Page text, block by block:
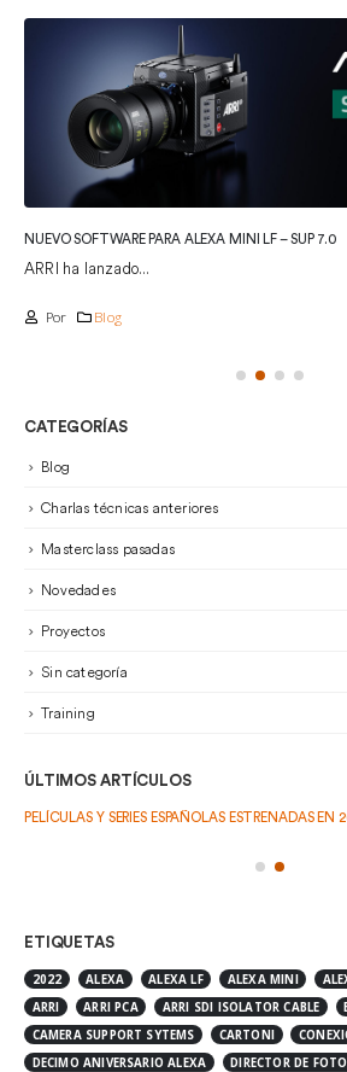
NUEVO SOFTWARE PARA ALEXA MINI LF – SUP 7.0
ARRI ha lanzado...
Por Blog
CATEGORÍAS
Blog
Charlas técnicas anteriores
Masterclass pasadas
Novedades
Proyectos
Sin categoría
Training
ÚLTIMOS ARTÍCULOS
PELÍCULAS Y SERIES ESPAÑOLAS ESTRENADAS EN
ETIQUETAS
2022 ALEXA ALEXA LF ALEXA MINI
ARRI
ARRI PCA ARRI SDI ISOLATOR CABLE
CAMERA SUPPORT SYTEMS
CARTONI
DECIMO ANIVERSARIO ALEXA
DIRECTOR DE